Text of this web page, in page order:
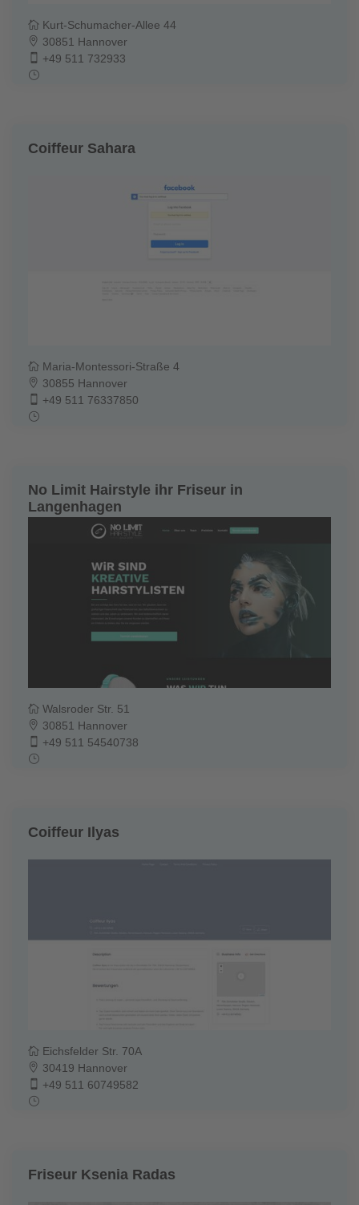
Kurt-Schumacher-Allee 44
30851 Hannover
+49 511 732933
Coiffeur Sahara
Maria-Montessori-Straße 4
30855 Hannover
+49 511 76337850
No Limit Hairstyle ihr Friseur in
Langenhagen
Walsroder Str. 51
30851 Hannover
+49 511 54540738
Coiffeur Ilyas
Eichsfelder Str. 70A
30419 Hannover
+49 511 60749582
Friseur Ksenia Radas